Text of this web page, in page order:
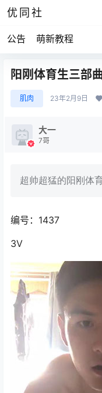
优同社
公告 萌新教程
阳刚体育生三部
肌肉 23年2月9日
大一
7哥
超帅超猛的阳刚体
编号：1437
3V